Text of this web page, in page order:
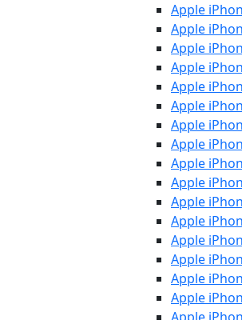
Apple
Apple
Apple
Apple
Apple
Apple
Apple
Apple
Apple
Apple
Apple
Apple
Apple
Apple
Apple
Apple